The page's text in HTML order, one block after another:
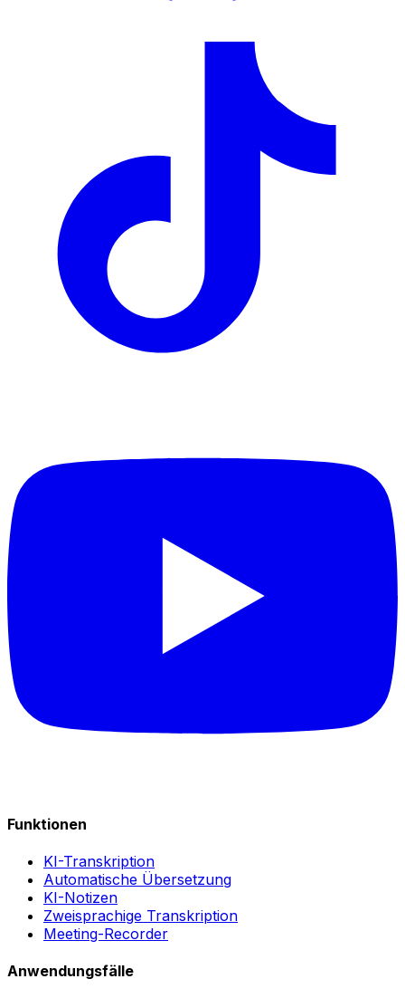
Funktionen
KI-Transkription
Automatische Übersetzung
KI-Notizen
Zweisprachige Transkription
Meeting-Recorder
Anwendungsfälle